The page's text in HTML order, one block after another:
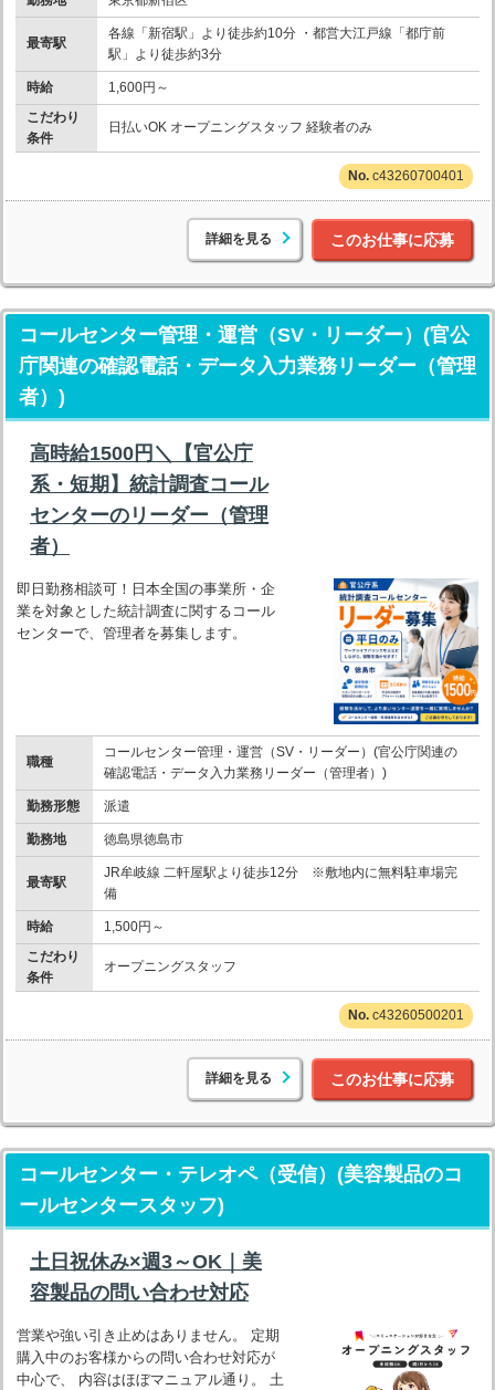
最寄駅
各線「新宿駅」より徒歩約10分 ・都営大江戸線「都庁前
駅」より徒歩約3分
時給
1,600円～
こだわり
条件
日払いOK オープニングスタッフ 経験者のみ
c43260700401
詳細を見る このお仕事に応募
コールセンター管理・運営（SV・リーダー）(官公
庁関連の確認電話・データ入力業務リーダー（管理
者）)
高時給1500円＼【官公庁
系・短期】統計調査コール
センターのリーダー（管理
者）
即日勤務相談可！日本全国の事業所・企
業を対象とした統計調査に関するコール
センターで、管理者を募集します。
職種
コールセンター管理・運営（SV・リーダー）(官公庁関連の
確認電話・データ入力業務リーダー（管理者）)
勤務形態 派遣
勤務地 徳島県徳島市
最寄駅
JR牟岐線 二軒屋駅より徒歩12分 ※敷地内に無料駐車場完
備
時給
1,500円～
こだわり
条件
オープニングスタッフ
c43260500201
詳細を見る このお仕事に応募
コールセンター・テレオペ（受信）(美容製品のコ
ールセンタースタッフ)
土日祝休み×週3～OK｜美
容製品の問い合わせ対応
営業や強い引き止めはありません。 定期
購入中のお客様からの問い合わせ対応が
中心で、 内容はほぼマニュアル通り。 土